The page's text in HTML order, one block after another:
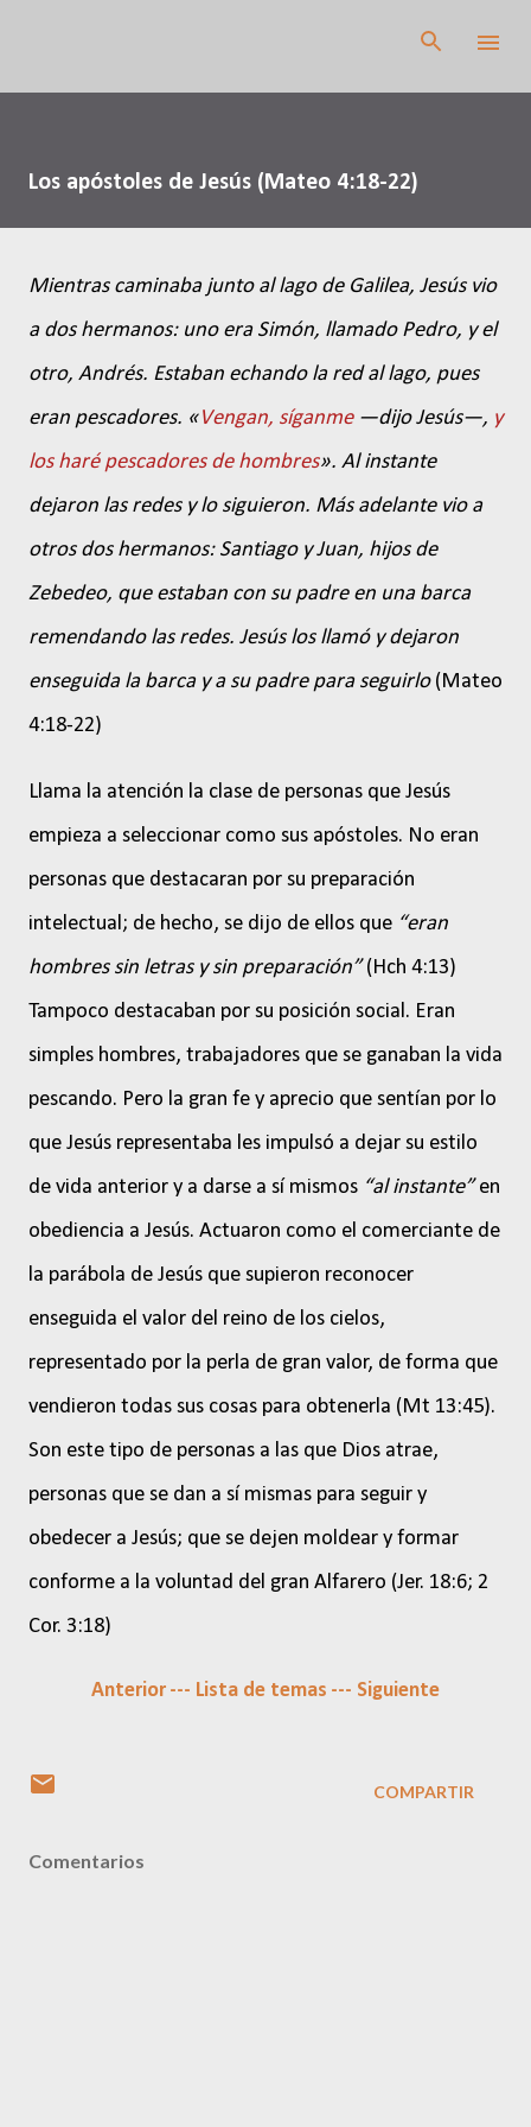
Los apóstoles de Jesús (Mateo 4:18-22)
Mientras caminaba junto al lago de Galilea, Jesús vio
a dos hermanos: uno era Simón, llamado Pedro, y el
otro, Andrés. Estaban echando la red al lago, pues
eran pescadores. «Vengan, síganme—dijo Jesús—, y
los haré pescadores de hombres». Al instante
dejaron las redes y lo siguieron. Más adelante vio a
otros dos hermanos: Santiago y Juan, hijos de
Zebedeo, que estaban con su padre en una barca
remendando las redes. Jesús los llamó y dejaron
enseguida la barca y a su padre para seguirlo(Mateo
4:18-22)
Llama la atención la clase de personas que Jesús
empieza a seleccionar como sus apóstoles. No eran
personas que destacaran por su preparación
intelectual; de hecho, se dijo de ellos que “eran
hombres sin letras y sin preparación”(Hch 4:13)
Tampoco destacaban por su posición social. Eran
simples hombres, trabajadores que se ganaban la vida
pescando. Pero la gran fe y aprecio que sentían por lo
que Jesús representaba les impulsó a dejar su estilo
de vida anterior y a darse a sí mismos “al instante”en
obediencia a Jesús. Actuaron como el comerciante de
la parábola de Jesús que supieron reconocer
enseguida el valor del reino de los cielos,
representado por la perla de gran valor, de forma que
vendieron todas sus cosas para obtenerla (Mt 13:45).
Son este tipo de personas a las que Dios atrae,
personas que se dan a sí mismas para seguir y
obedecer a Jesús; que se dejen moldear y formar
conforme a la voluntad del gran Alfarero (Jer. 18:6; 2
Cor. 3:18)
Anterior --- Lista de temas --- Siguiente
COMPARTIR
Comentarios